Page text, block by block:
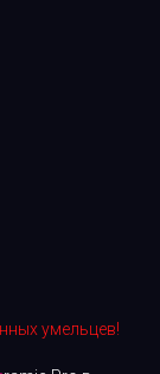
умельцев!